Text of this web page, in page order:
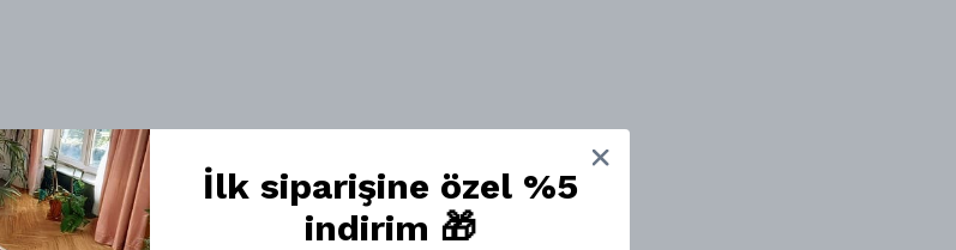
İlk siparişine özel %5
indirim 🎁